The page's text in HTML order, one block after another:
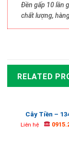
Đền gấp 10 lần
chất lượng,
RELATED
Cây Tiền –
Liên hệ